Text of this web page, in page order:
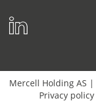
Mercell Holding AS |
Privacy policy